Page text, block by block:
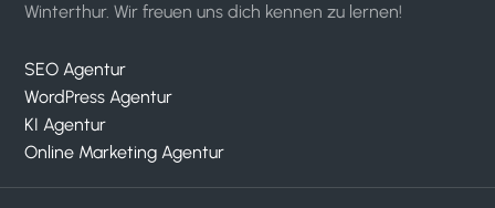
Winterthur. Wir freuen uns dich kennen zu lernen!
SEO Agentur
WordPress Agentur
KI Agentur
Online Marketing Agentur